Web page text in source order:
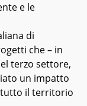
e le
di
che – in
terzo settore,
un impatto
tutto il territorio